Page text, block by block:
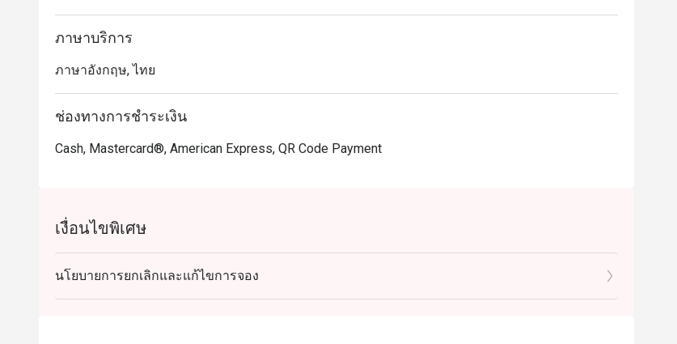
ภาษาบริการ
ภาษาอังกฤษ, ไทย
ช่องทางการชำระเงิน
Cash, Mastercard®, American Express, QR Code Payment
เงื่อนไขพิเศษ
นโยบายการยกเลิกและแก้ไขการจอง